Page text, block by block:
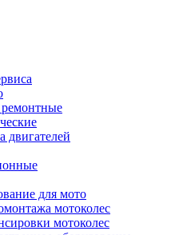
двигателей
для мото
мотоколес
мотоколес